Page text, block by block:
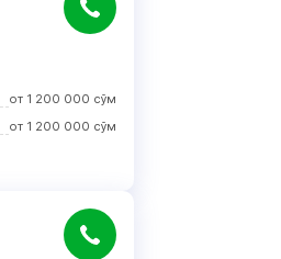
от 1 200 000 сўм
от 1 200 000 сўм